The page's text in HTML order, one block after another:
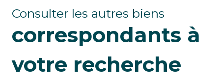
Consulter les autres biens
correspondants à
votre recherche